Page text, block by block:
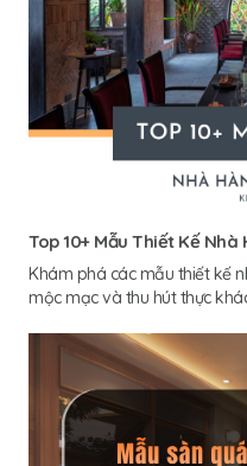
Top 10+ Mẫu Thiết Kế Nhà
Khám phá các mẫu thiết kế
mộc mạc và thu hút thực